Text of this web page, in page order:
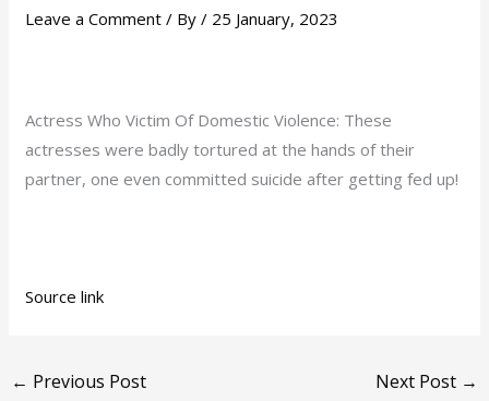
Leave a Comment / By/ 25 January, 2023
Actress Who Victim Of Domestic Violence: These
actresses were badly tortured at the hands of their
partner, one even committed suicide after getting fed up!
Source link
← Previous Post Next Post →